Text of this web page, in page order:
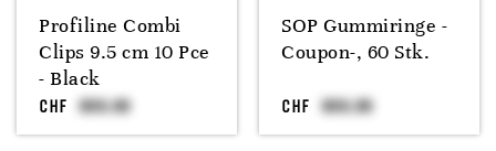
Profiline Combi
Clips 9.5 cm 10 Pce
- Black
CHF
SOP Gummiringe -
Coupon-, 60 Stk.
CHF